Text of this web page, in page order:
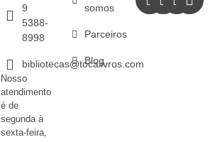
9
5388-
8998
bibliotecas@tocalivros.com
Nosso
atendimento
é de
segunda à
sexta-feira,
somos
Parceiros
Blog